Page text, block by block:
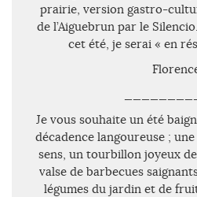
prairie, version gastro-
de l’Aiguebrun par le
cet été, je serai « en
Je vous souhaite un été
décadence langoureuse ;
sens, un tourbillon joyeux
valse de barbecues
légumes du jardin et de